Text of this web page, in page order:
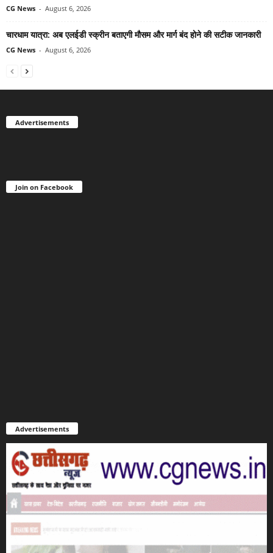
CG News - August 6, 2026
चारधाम यात्रा: अब एलईडी स्क्रीन बताएगी मौसम और मार्ग बंद होने की सटीक जानकारी
CG News - August 6, 2026
Advertisements
Join on Facebook
Advertisements